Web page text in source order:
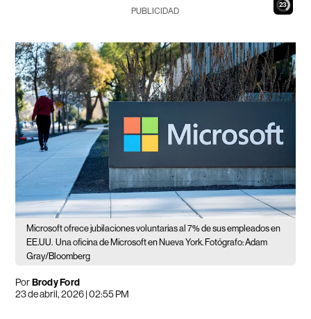
22
PUBLICIDAD
Microsoft ofrece jubilaciones voluntarias al 7% de sus empleados en
EE.UU. Una oficina de Microsoft en Nueva York. Fotógrafo: Adam
Gray/Bloomberg
PorBrody Ford
23 de abril, 2026 | 02:55 PM